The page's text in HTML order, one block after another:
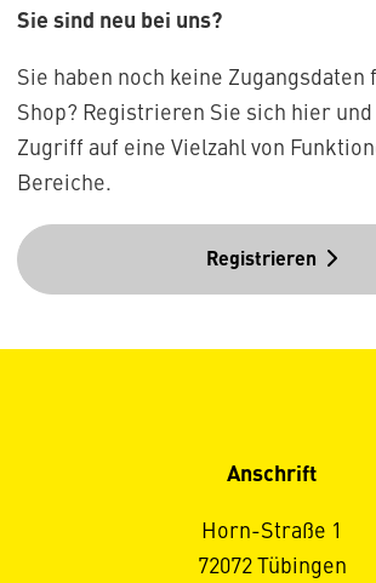
Sie sind neu bei uns?
Sie haben noch keine Zugangsdaten
Shop? Registrieren Sie sich hier
Zugriff auf eine Vielzahl von
Bereiche.
Registrieren
Anschrift
Horn-Straße 1
72072 Tübingen